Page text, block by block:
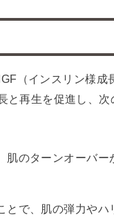
（インスリン様成
と再生を促進し、次
肌のターンオーバー
とで、肌の弾力やハ